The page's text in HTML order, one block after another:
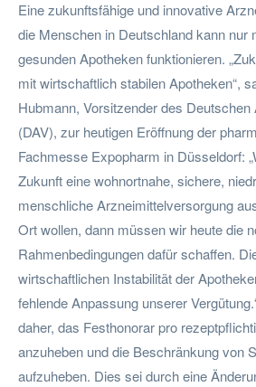
Eine zukunftsfähige und innovative
die Menschen in Deutschland kann nur
gesunden Apotheken funktionieren.
mit wirtschaftlich stabilen Apotheken“,
Hubmann, Vorsitzender des
(DAV), zur heutigen Eröffnung der
Fachmesse Expopharm in Düsseldorf:
Zukunft eine wohnortnahe, sichere,
menschliche Arzneimittelversorgung
Ort wollen, dann müssen wir heute die
Rahmenbedingungen dafür schaffen.
wirtschaftlichen Instabilität der
fehlende Anpassung unserer
daher, das Festhonorar pro
anzuheben und die Beschränkung von
aufzuheben. Dies sei durch eine